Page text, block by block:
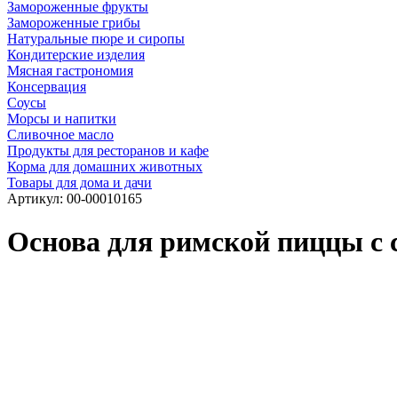
Замороженные фрукты
Замороженные грибы
Натуральные пюре и сиропы
Кондитерские изделия
Мясная гастрономия
Консервация
Соусы
Морсы и напитки
Сливочное масло
Продукты для ресторанов и кафе
Корма для домашних животных
Товары для дома и дачи
Артикул: 00-00010165
Основа для римской пиццы с